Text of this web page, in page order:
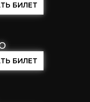
БИЛЕТ
БИЛЕТ